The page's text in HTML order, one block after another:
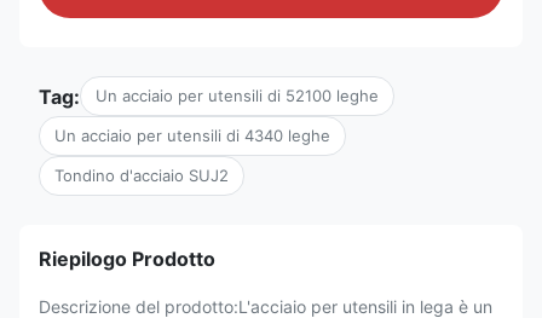
Tag: Un acciaio per utensili di 52100 leghe
Un acciaio per utensili di 4340 leghe
Tondino d'acciaio SUJ2
Riepilogo Prodotto
Descrizione del prodotto:L'acciaio per utensili in lega è un